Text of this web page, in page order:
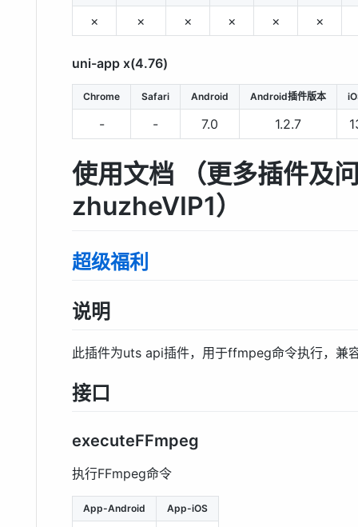
× × × × × ×
uni-app x(4.76)
Chrome Safari Android Android插件版本
- - 7.0 1.2.7
使用文档 （更多插件及
zhuzheVIP1）
超级福利
说明
此插件为uts api插件，用于ffmpeg命令执行，兼
接口
executeFFmpeg
执行FFmpeg命令
App-Android App-iOS